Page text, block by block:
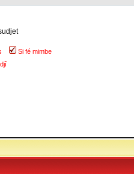
Si fé mimbe